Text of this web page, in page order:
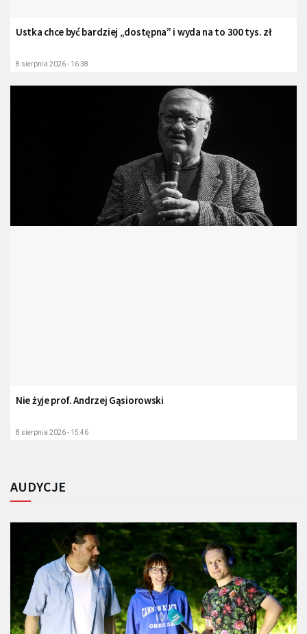
Ustka chce być bardziej „dostępna” i wyda na to 300 tys. zł
8 sierpnia 2026 - 16:38
Nie żyje prof. Andrzej Gąsiorowski
8 sierpnia 2026 - 15:46
AUDYCJE